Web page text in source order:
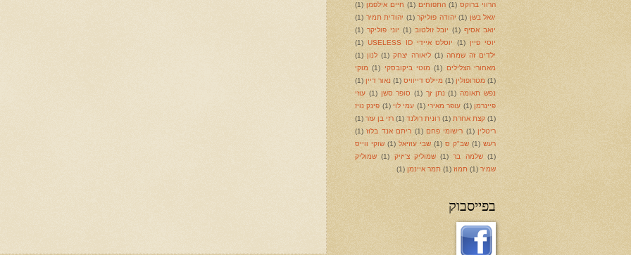
הרווי ברוקס (1) התפוחים (1) חיים אילפמן (1)
יגאל בשן (1) יהודה פוליקר (1) יהודית תמיר (1)
יואב אסיף (1) יובל זולטוב (1) יוני פוליקר (1)
יוסי פיין
(1) יוסלס איידי USELESS ID
(1)
ילדים זה שמחה (1) ליאורה יצחק (1) לנון (1)
מאחורי הצלילים (1) מוטי ביקובסקי (1) מוקי
(1) מטרופולין (1) מיילס דייוויס (1) נאור דיין (1)
נפש תאומה (1) נתן זך (1) סופר סשן (1) עוזי
פיינרמן (1) עופר מאירי (1) עמי לוי (1) פינק נויז
(1) קצת אחרת (1) רונית רולנד (1) רזי בן עזר (1)
ריטלין (1) רישומי פחם (1) ריתם אנד בלוז (1)
רעש (1) שב"ק ס (1) שבי עוזיאל (1) שוקי ווייס
(1) שלמה בר (1) שמוליק צ'יזיק (1) שמוליק
שמיר (1) תמוז (1) תמר איינמן (1)
בפייסבוק